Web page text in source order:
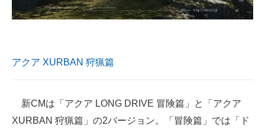
建設×テクノロジーの最前線
アクア XURBAN 狩猟篇
新CMは「アクア LONG DRIVE 冒険篇」と「アクア
XURBAN 狩猟篇」の2バージョン。「冒険篇」では「ド